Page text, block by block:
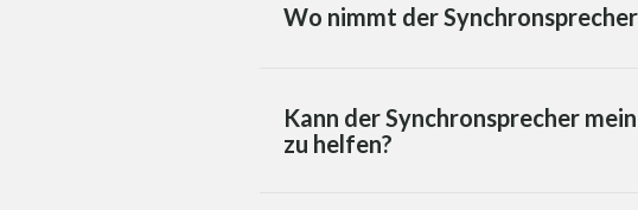
Wo nimmt der
Kann der Synchronsprecher
zu helfen?